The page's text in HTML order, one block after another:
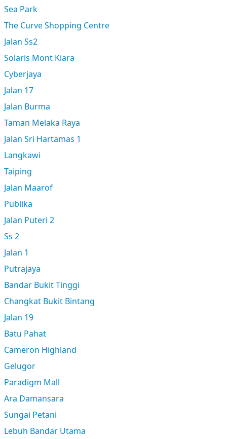
Sea Park
The Curve Shopping Centre
Jalan Ss2
Solaris Mont Kiara
Cyberjaya
Jalan 17
Jalan Burma
Taman Melaka Raya
Jalan Sri Hartamas 1
Langkawi
Taiping
Jalan Maarof
Publika
Jalan Puteri 2
Ss 2
Jalan 1
Putrajaya
Bandar Bukit Tinggi
Changkat Bukit Bintang
Jalan 19
Batu Pahat
Cameron Highland
Gelugor
Paradigm Mall
Ara Damansara
Sungai Petani
Lebuh Bandar Utama